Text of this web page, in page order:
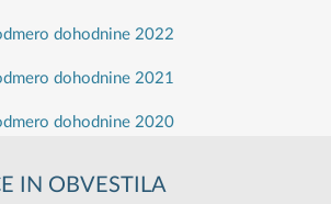
dohodnine 2022
dohodnine 2021
dohodnine 2020
IN OBVESTILA